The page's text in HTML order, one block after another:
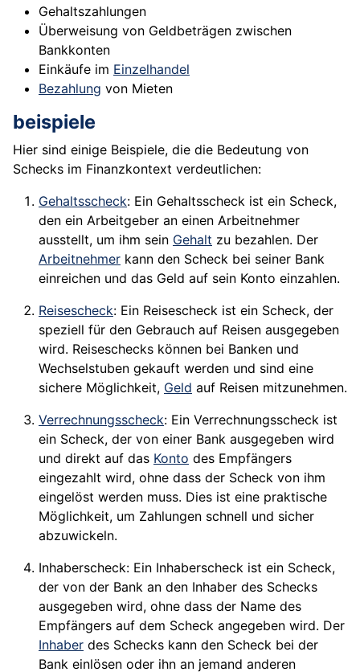
Gehaltszahlungen
Überweisung von Geldbeträgen zwischen
Bankkonten
Einkäufe im Einzelhandel
Bezahlung von Mieten
beispiele
Hier sind einige Beispiele, die die Bedeutung von
Schecks im Finanzkontext verdeutlichen:
Gehaltsscheck: Ein Gehaltsscheck ist ein Scheck,
den ein Arbeitgeber an einen Arbeitnehmer
ausstellt, um ihm sein Gehalt zu bezahlen. Der
Arbeitnehmer kann den Scheck bei seiner Bank
einreichen und das Geld auf sein Konto einzahlen.
Reisescheck: Ein Reisescheck ist ein Scheck, der
speziell für den Gebrauch auf Reisen ausgegeben
wird. Reiseschecks können bei Banken und
Wechselstuben gekauft werden und sind eine
sichere Möglichkeit, Geld auf Reisen mitzunehmen.
Verrechnungsscheck: Ein Verrechnungsscheck ist
ein Scheck, der von einer Bank ausgegeben wird
und direkt auf das Konto des Empfängers
eingezahlt wird, ohne dass der Scheck von ihm
eingelöst werden muss. Dies ist eine praktische
Möglichkeit, um Zahlungen schnell und sicher
abzuwickeln.
Inhaberscheck: Ein Inhaberscheck ist ein Scheck,
der von der Bank an den Inhaber des Schecks
ausgegeben wird, ohne dass der Name des
Empfängers auf dem Scheck angegeben wird. Der
Inhaber des Schecks kann den Scheck bei der
Bank einlösen oder ihn an jemand anderen